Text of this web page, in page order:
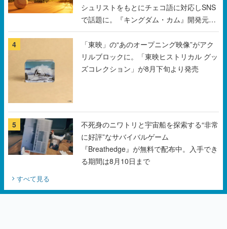
4
「東映」の“あのオープニング映像”がアク
リルブロックに。「東映ヒストリカル グッ
ズコレクション」が8月下旬より発売
『Breathedge』が無料で配布中。入手でき
る期間は8月10日まで
すべて見る